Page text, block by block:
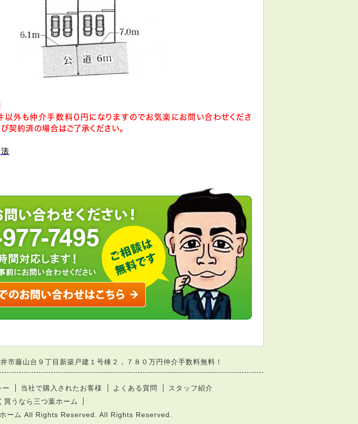
以外も仲介手数料０円になりますのでお気楽にお問い合わせくださ
契約済の場合はご了承ください。
市藤山台９丁目新築戸建１号棟２，７８０万円仲介手数料無料！
ー 当社で購入されたお客様 よくある質問
スタッフ紹介
買うなら三つ葉ホーム
ーム All Rights Reserved. All Rights Reserved.